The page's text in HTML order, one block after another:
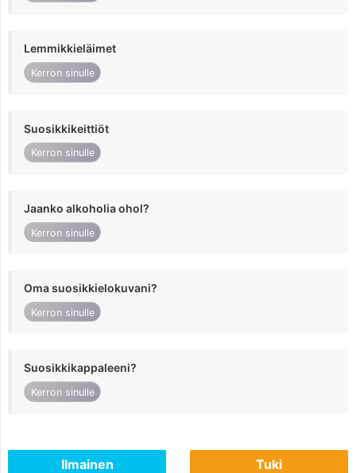
Lemmikkieläimet
Kerron sinulle
Suosikkikeittiöt
Kerron sinulle
Jaanko alkoholia ohol?
Kerron sinulle
Oma suosikkielokuvani?
Kerron sinulle
Suosikkikappaleeni?
Kerron sinulle
Ilmainen Tuki